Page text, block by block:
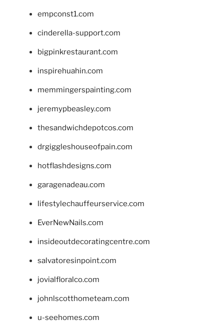
empconst1.com
cinderella-support.com
bigpinkrestaurant.com
inspirehuahin.com
memmingerspainting.com
jeremypbeasley.com
thesandwichdepotcos.com
drgiggleshouseofpain.com
hotflashdesigns.com
garagenadeau.com
lifestylechauffeurservice.com
EverNewNails.com
insideoutdecoratingcentre.com
salvatoresinpoint.com
jovialfloralco.com
johnlscotthometeam.com
u-seehomes.com